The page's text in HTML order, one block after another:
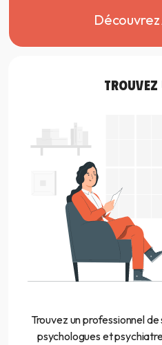
TROUVEZ
Trouvez un professionnel
psychologues et